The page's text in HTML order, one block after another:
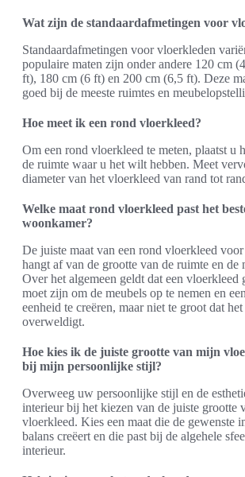
Wat zijn de standaardafmetingen voor
Standaardafmetingen voor vloerkleden
populaire maten zijn onder andere 120 cm
ft), 180 cm (6 ft) en 200 cm (6,5 ft). Deze
goed bij de meeste ruimtes en
Hoe meet ik een rond vloerkleed?
Om een rond vloerkleed te meten, plaatst u
de ruimte waar u het wilt hebben. Meet
diameter van het vloerkleed van rand tot
Welke maat rond vloerkleed past het
woonkamer?
De juiste maat van een rond vloerkleed
hangt af van de grootte van de ruimte en de
Over het algemeen geldt dat een vloerkleed
moet zijn om de meubels op te nemen en
eenheid te creëren, maar niet te groot dat
overweldigt.
Hoe kies ik de juiste grootte van mijn
bij mijn persoonlijke stijl?
Overweeg uw persoonlijke stijl en de
interieur bij het kiezen van de juiste grootte
vloerkleed. Kies een maat die de gewenste
balans creëert en die past bij de algehele
interieur.